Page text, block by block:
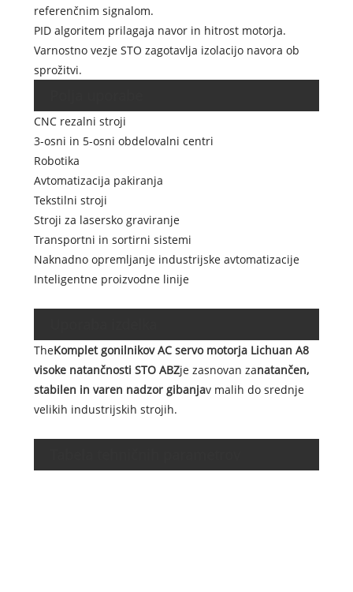
referenčnim signalom.
PID algoritem prilagaja navor in hitrost motorja.
Varnostno vezje STO zagotavlja izolacijo navora ob
sprožitvi.
CNC rezalni stroji
3-osni in 5-osni obdelovalni centri
Robotika
Avtomatizacija pakiranja
Tekstilni stroji
Stroji za lasersko graviranje
Transportni in sortirni sistemi
Naknadno opremljanje industrijske avtomatizacije
Inteligentne proizvodne linije
TheKomplet gonilnikov AC servo motorja Lichuan A8
visoke natančnosti STO ABZje zasnovan zanatančen,
stabilen in varen nadzor gibanjav malih do srednje
velikih industrijskih strojih.